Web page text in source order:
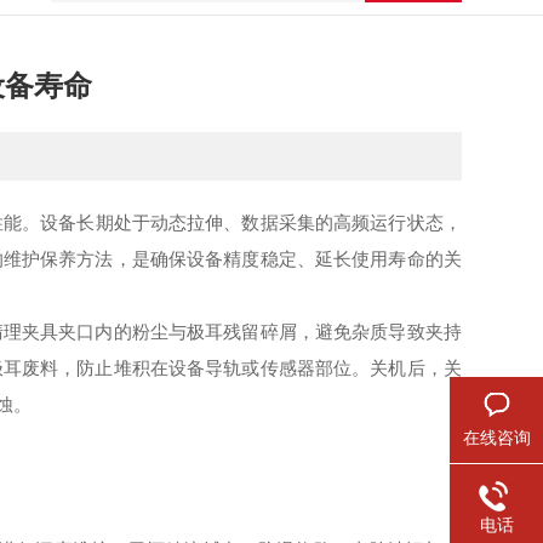
寿命
。设备长期处于动态拉伸、数据采集的高频运行状态，
护保养方法，是确保设备精度稳定、延长使用寿命的关
具夹口内的粉尘与极耳残留碎屑，避免杂质导致夹持
废料，防止堆积在设备导轨或传感器部位。关机后，关
。
在线咨询
电话